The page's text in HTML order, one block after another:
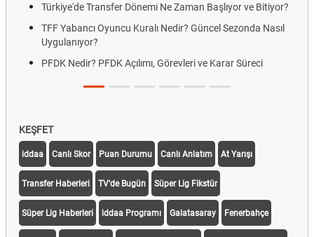
Türkiye'de Transfer Dönemi Ne Zaman Başlıyor ve Bitiyor?
TFF Yabancı Oyuncu Kuralı Nedir? Güncel Sezonda Nasıl
Uygulanıyor?
PFDK Nedir? PFDK Açılımı, Görevleri ve Karar Süreci
KEŞFET
iddaa Canlı Skor Puan Durumu Canlı Anlatım At Yarışı
Transfer Haberleri TV'de Bugün Süper Lig Fikstür
Süper Lig Haberleri iddaa Programı Galatasaray Fenerbahçe